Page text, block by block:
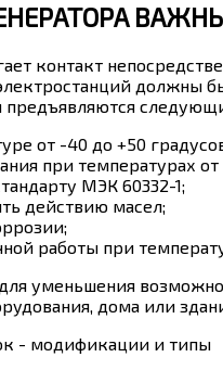
контакт
от -40 до +50
при температурах от
МЭК 60332-1;
действию масел;
работы при
уменьшения
дома или
- модификации и типы